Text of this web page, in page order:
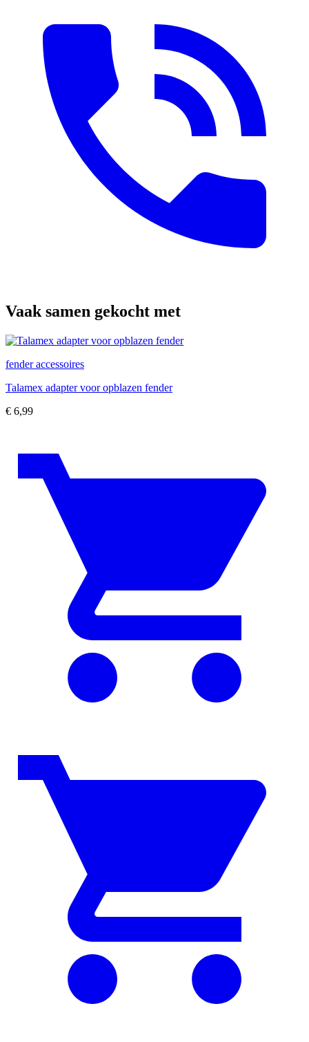
Vaak samen gekocht met
fender accessoires
Talamex adapter voor opblazen fender
€ 6,99